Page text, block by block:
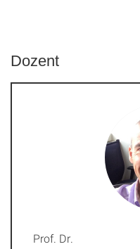
Dozent
Prof. Dr.